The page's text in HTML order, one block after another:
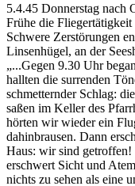
5.4.45 Donnerstag nach
Frühe die
Schwere Zerstörungen
Linsenhügel, an der
„...Gegen 9.30 Uhr
hallten die surrenden
schmetternder Schlag:
saßen im Keller des
hörten wir wieder ein
dahinbrausen. Dann
Haus: wir sind getroffen!
erschwert Sicht und
nichts zu sehen als eine